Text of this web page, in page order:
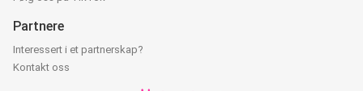
Partnere
Interessert i et partnerskap?
Kontakt oss